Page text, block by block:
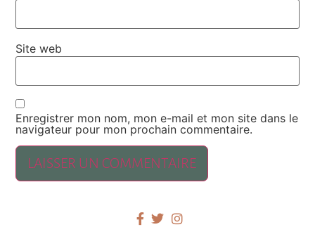
Site web
Enregistrer mon nom, mon e-mail et mon site dans le
navigateur pour mon prochain commentaire.